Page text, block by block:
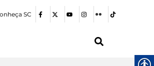
SC